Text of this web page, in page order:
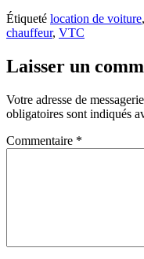
Étiqueté location de voiture,
chauffeur, VTC
Laisser un
Votre adresse de
obligatoires sont indiqués
Commentaire *